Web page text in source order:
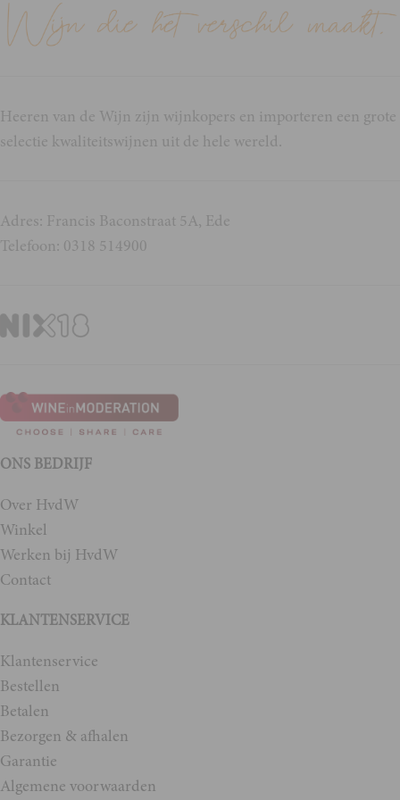
Heeren van de Wijn zijn wijnkopers en importeren een grote
selectie kwaliteitswijnen uit de hele wereld.
Adres: Francis Baconstraat 5A, Ede
Telefoon: 0318 514900
ONS BEDRIJF
Over HvdW
Winkel
Werken bij HvdW
Contact
KLANTENSERVICE
Klantenservice
Bestellen
Betalen
Bezorgen & afhalen
Garantie
Algemene voorwaarden